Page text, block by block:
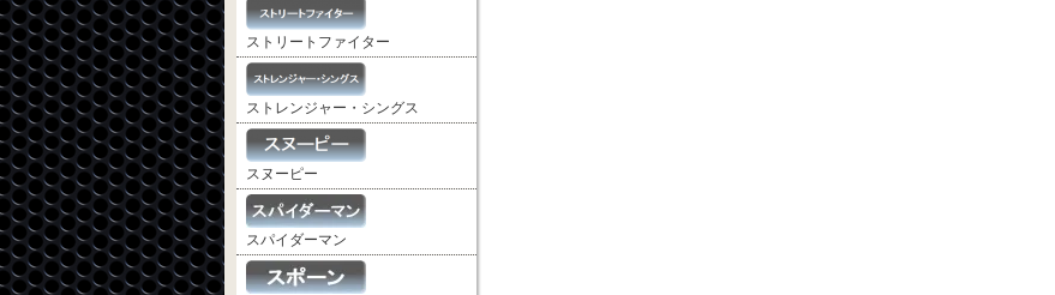
ストリートファイター
ストレンジャー・シングス
スヌーピー
スパイダーマン